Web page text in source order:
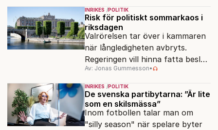
Sverige långsiktigt hållbart,
jämlikt och kriståligt.
INRIKES POLITIK
Risk för politiskt sommarkaos i
riksdagen
Valrörelsen tar över i kammaren
när långledigheten avbryts.
Regeringen vill hinna fatta beslut
före valet – men oppositionen
ser sin chans att pressa
Tidösidan.
Av: Jonas Gummesson•
INRIKES POLITIK
De svenska partibytarna: ”Är lite
som en skilsmässa”
Inom fotbollen talar man om
"silly season" när spelare byter